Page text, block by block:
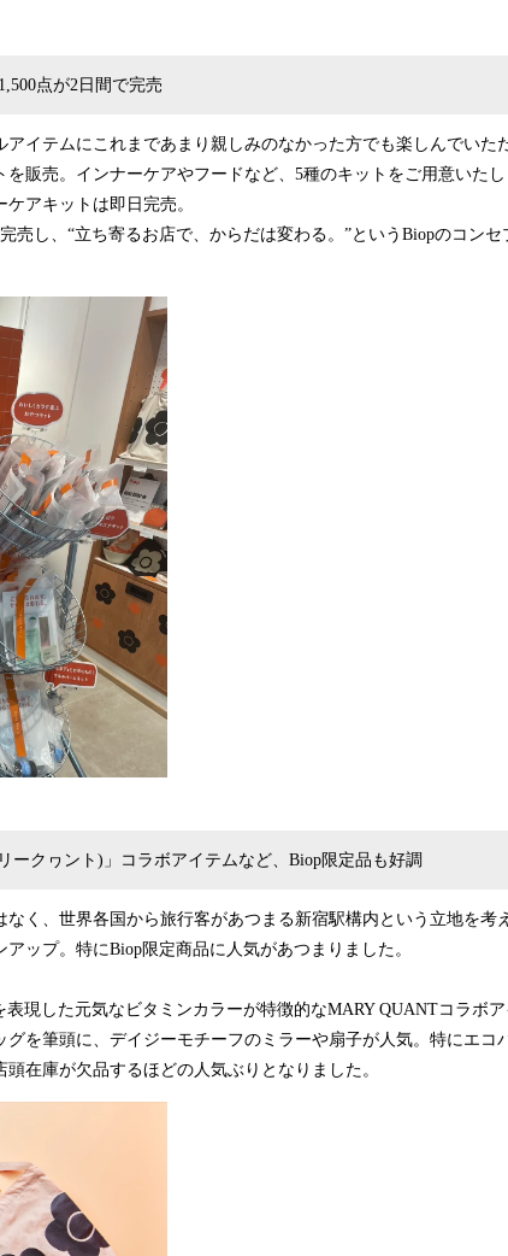
点が2日間で完売
アイテムにこれまであまり親しみのなかった方でも楽しんでいた
販売。インナーケアやフードなど、5種のキットをご用意いたし
アキットは即日完売。
売し、“立ち寄るお店で、からだは変わる。”というBiopのコン
ークヮント)」コラボアイテムなど、Biop限定品も好調
なく、世界各国から旅行客があつまる新宿駅構内という立地を考
ップ。特にBiop限定商品に人気があつまりました。
現した元気なビタミンカラーが特徴的なMARY QUANTコラボ
グを筆頭に、デイジーモチーフのミラーや扇子が人気。特にエコ
在庫が欠品するほどの人気ぶりとなりました。